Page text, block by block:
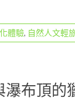
體驗, 自然人文輕
布頂的